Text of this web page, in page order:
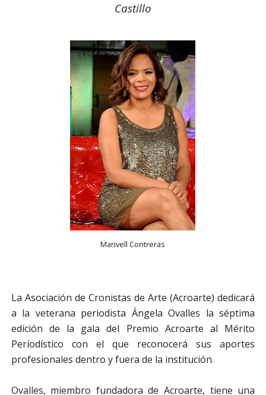
Castillo
Marivell Contreras
La Asociación de Cronistas de Arte (Acroarte) dedicará
a la veterana periodista Ángela Ovalles la séptima
edición de la gala del Premio Acroarte al Mérito
Periodístico con el que reconocerá sus aportes
profesionales dentro y fuera de la institución.
Ovalles, miembro fundadora de Acroarte, tiene una